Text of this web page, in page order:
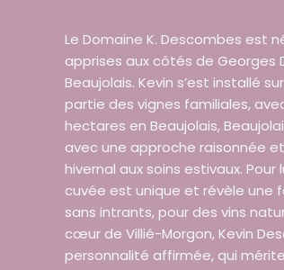
Le Domaine K. Descombes est
apprises aux côtés de
Beaujolais. Kevin s’est installé
partie des vignes familiales,
hectares en Beaujolais,
avec une approche raisonnée
hivernal aux soins estivaux.
cuvée est unique et révèle une
sans intrants, pour des vins
cœur de Villié-Morgon, Kevin
personnalité affirmée, qui